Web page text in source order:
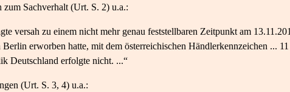
zum Sachverhalt (Urt. S. 2) u.a.:
versah zu einem nicht mehr genau feststellbaren Zeitpunkt am
Berlin erworben hatte, mit dem österreichischen Händlerkennzeichen ...
Deutschland erfolgte nicht. ...“
(Urt. S. 3, 4) u.a.: